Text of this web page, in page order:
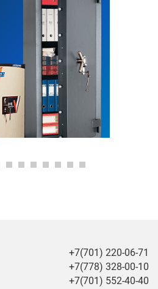
+7(701) 220-06-71
+7(778) 328-00-10
+7(701) 552-40-40